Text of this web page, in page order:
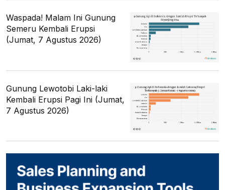
Waspada! Malam Ini Gunung
Semeru Kembali Erupsi
(Jumat, 7 Agustus 2026)
Gunung Lewotobi Laki-laki
Kembali Erupsi Pagi Ini (Jumat,
7 Agustus 2026)